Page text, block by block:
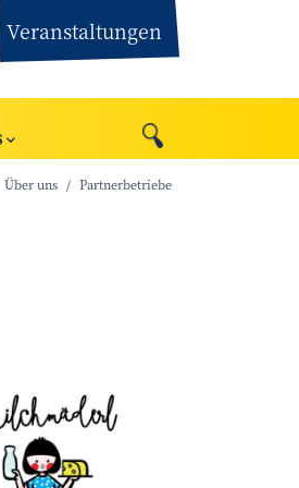
Veranstaltungen
Über uns Partnerbetriebe